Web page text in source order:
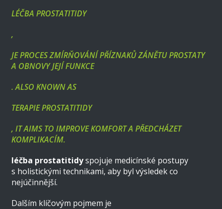
LÉČBA PROSTATITIDY
,
JE PROCES ZMÍRŇOVÁNÍ PŘÍZNAKŮ ZÁNĚTU PROSTATY
A OBNOVY JEJÍ FUNKCE
. ALSO KNOWN AS
TERAPIE PROSTATITIDY
, IT AIMS TO IMPROVE KOMFORT A PŘEDCHÁZET
KOMPLIKACÍM.
léčba prostatitidyspojuje medicínské postupy
s holistickými technikami, aby byl výsledek co
nejúčinnější.
Dalším klíčovým pojmem je